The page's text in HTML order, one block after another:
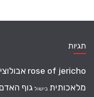
תגיות
rose of jericho
מלאכותית בישול גוף האדם